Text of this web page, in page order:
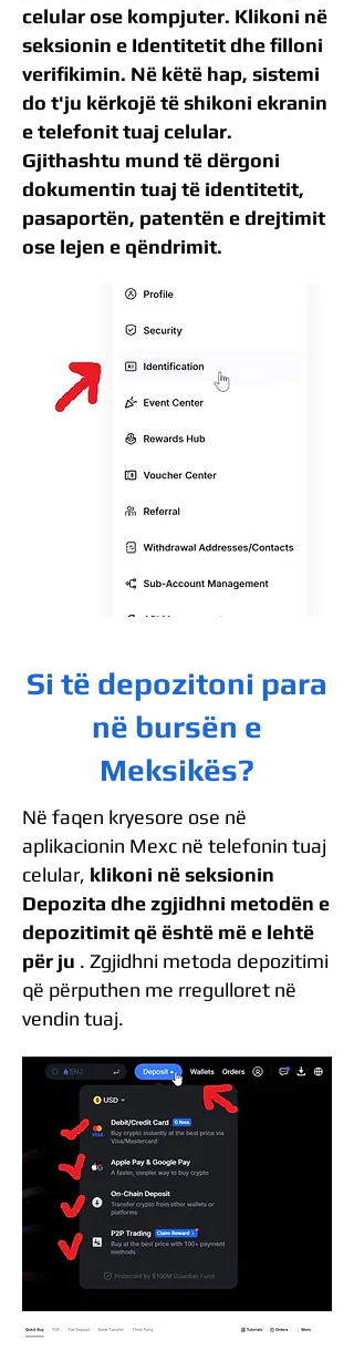
celular ose kompjuter. Klikoni në
seksionin e Identitetit dhe filloni
verifikimin. Në këtë hap, sistemi
do t'ju kërkojë të shikoni ekranin
e telefonit tuaj celular.
Gjithashtu mund të dërgoni
dokumentin tuaj të identitetit,
pasaportën, patentën e drejtimit
ose lejen e qëndrimit.
Si të depozitoni para
në bursën e
Meksikës?
Në faqen kryesore ose në
aplikacionin Mexc në telefonin tuaj
celular, klikoni në seksionin
Depozita dhe zgjidhni metodën e
depozitimit që është më e lehtë
për ju . Zgjidhni metoda depozitimi
që përputhen me rregulloret në
vendin tuaj.